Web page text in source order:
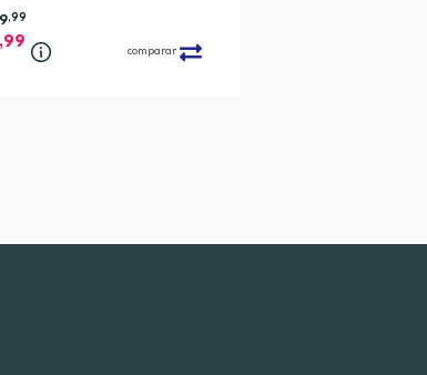
,99
,99
comparar